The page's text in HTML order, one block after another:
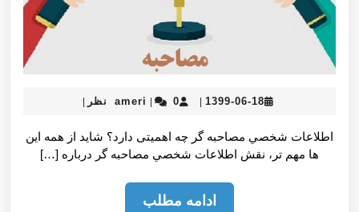
1399-06-18
1399-
18
|
ameri
ameri | 0 نظر |
اطلاعات شخصي مصاحبه گر چه اهمیتی دارد؟ شايد از همه اين
ها مهم تر، نقش اطلاعات شخصي مصاحبه گر درباره […]
ادامه مطلب